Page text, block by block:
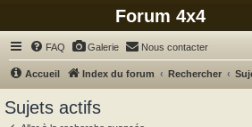
Forum 4x4
FAQ Galerie Nous contacter
Accueil Index du forum Rechercher
Sujets actifs